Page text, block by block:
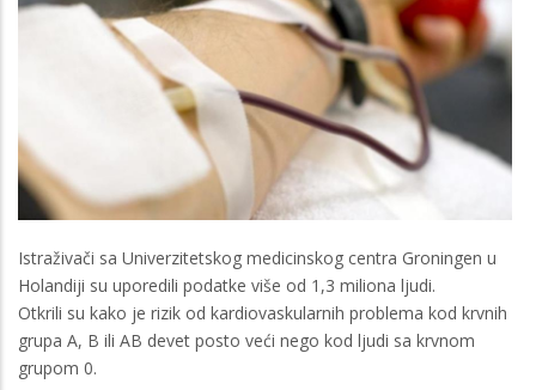
Istraživači sa Univerzitetskog medicinskog centra Groningen u
Holandiji su uporedili podatke više od 1,3 miliona ljudi.
Otkrili su kako je rizik od kardiovaskularnih problema kod krvnih
grupa A, B ili AB devet posto veći nego kod ljudi sa krvnom
grupom 0.